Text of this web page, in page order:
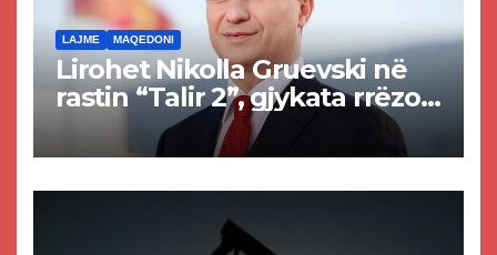
LAJME MAQEDONI
Lirohet Nikolla Gruevski në
rastin “Talir 2”, gjykata rrëzon
akuzat për ndërtimin e
paligjshëm të selisë së